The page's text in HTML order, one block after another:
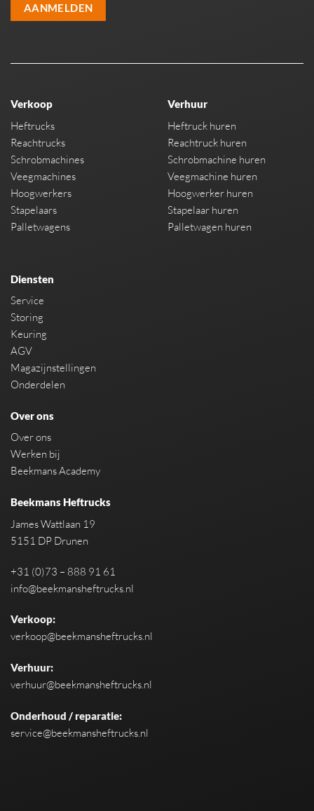
AANMELDEN
Verkoop
Heftrucks
Reachtrucks
Schrobmachines
Veegmachines
Hoogwerkers
Stapelaars
Palletwagens
Verhuur
Heftruck huren
Reachtruck huren
Schrobmachine huren
Veegmachine huren
Hoogwerker huren
Stapelaar huren
Palletwagen huren
Diensten
Service
Storing
Keuring
AGV
Magazijnstellingen
Onderdelen
Over ons
Over ons
Werken bij
Beekmans Academy
Beekmans Heftrucks
James Wattlaan 19
5151 DP Drunen
+31 (0)73 – 888 91 61
info@beekmansheftrucks.nl
Verkoop:
verkoop@beekmansheftrucks.nl
Verhuur:
verhuur@beekmansheftrucks.nl
Onderhoud / reparatie:
service@beekmansheftrucks.nl